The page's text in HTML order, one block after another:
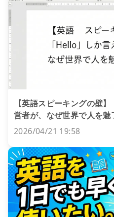
【英語スピーキングの壁
営者が、なぜ世界で人を魅
2026/04/21 19:58